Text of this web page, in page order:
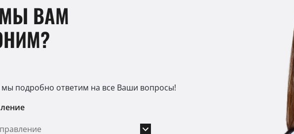
МЫ ВАМ
мы подробно ответим на все Ваши вопросы!